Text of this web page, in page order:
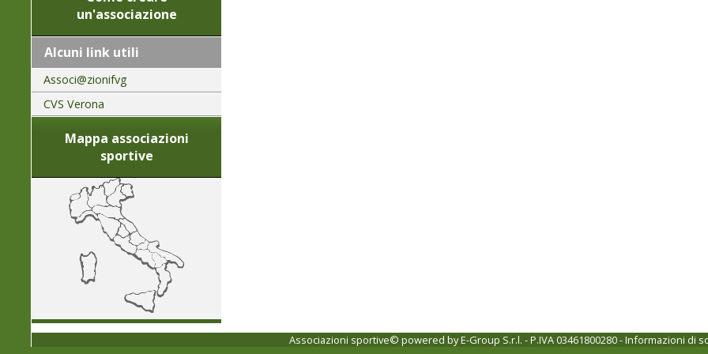
un'associazione
Alcuni link utili
Associ@zionifvg
CVS Verona
Mappa associazioni
sportive
Associazioni sportive© powered byE-Group S.r.l. - P.IVA 03461800280-Informazioni di